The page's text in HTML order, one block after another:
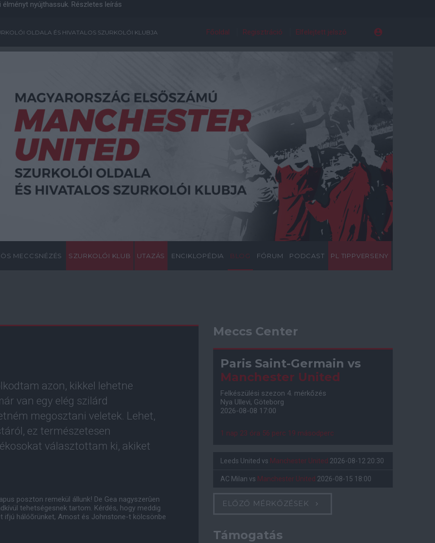
nyújthassuk. Részletes leírás
OLDALA ÉS HIVATALOS SZURKOLÓI KLUBJA Főoldal Regisztráció Elfelejtett jelszó
MECCSNÉZÉS SZURKOLÓI KLUB UTAZÁS ENCIKLOPÉDIA BLOG FÓRUM PODCAST PL TIPPVERSENY
azon, kikkel lehetne
van egy elég szilárd
megosztani veletek. Lehet,
ez természetesen
választottam ki, akiket
poszton remekül állunk! De Gea nagyszerûen
tehetségesnek tartom. Kérdés, hogy meddig
ifjú hálóõrünket, Amost és Johnstone-t kölcsönbe
Meccs Center
Paris Saint-Germain vs
Manchester United
Felkészülési szezon 4. mérkőzés
Nya Ullevi, Göteborg
2026-08-08 17:00
1 nap 23 óra 56 perc 18 másodperc
Leeds United vs Manchester United 2026-08-12 20:30
AC Milan vs Manchester United 2026-08-15 18:00
ELŐZŐ MÉRKŐZÉSEK
Támogatás